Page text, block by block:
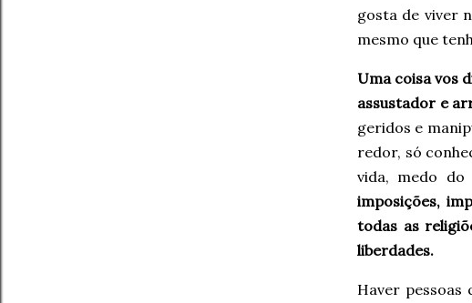
gosta de viver
mesmo que
Uma coisa vos
assustador e
geridos e
redor, só
vida, medo
imposições,
todas as
liberdades.
Haver pessoas